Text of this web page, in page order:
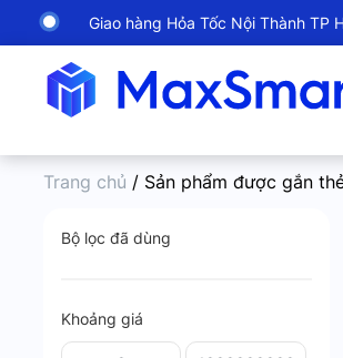
Giao hàng Hỏa Tốc Nội Thành TP
Trang chủ / Sản phẩm được gắn thẻ
Bộ lọc đã dùng
Khoảng giá